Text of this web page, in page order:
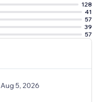
128
41
57
39
57
5, 2026